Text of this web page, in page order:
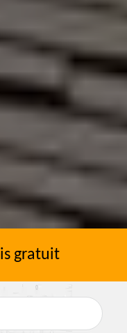
gratuit